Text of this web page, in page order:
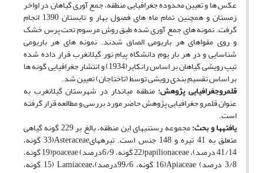
عکس ها و تعیین محدوده جغرافیایی منطقه، جمع آوری گیاهان در اواخر
زمستان و همچنین تمام ماه های فصول بهار و تابستان 1390 انجام
گرفت. نمونه های جمع آوری شده طبق روش مرسوم تحت پرس خشک
و روی مقواهای هر باریومی الصاق شدند. نمونه های هر باریومی
شناسایی و در هر بار یوم دانشگاه پیام نور گیلانغرب قرار داده شده
تیپ رویشی گیاهان بر اساس رانکایر(1934) و انتشار جغرافیایی گونه ها
بر اساس تقسیم بندی رویشی توسط (تاختاجان) تعیین شد.
قلمروجغرافیایی پژوهش: منطقه میاندار در شهرستان گیلانغرب به
عنوان قلمرو جغرافیایی پژوهش حاضر مورد بررسی و مطالعه قرار گرفته
است.
یافته­ها و بحث: مجموعه رستنی­های این منطقه، بالغ بر 229 گونه گیاهی
متعلق به 41 تیره و 148 جنس است. تیره­هایAsteraceae(33 گونه،
41/14 درصد)، papilionaceae(22 گونه، 6/9درصد) poaceae(19 گونه،
3/8 درصد) Apiaceae(16 گونه، 99/6درصد)،Lamiaceae (15 گونه،